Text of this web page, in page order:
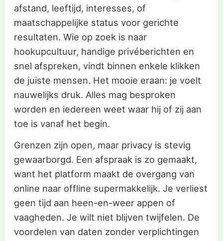
afstand, leeftijd, interesses, of
maatschappelijke status voor gerichte
resultaten. Wie op zoek is naar
hookupcultuur, handige privéberichten en
snel afspreken, vindt binnen enkele klikken
de juiste mensen. Het mooie eraan: je voelt
nauwelijks druk. Alles mag besproken
worden en iedereen weet waar hij of zij aan
toe is vanaf het begin.
Grenzen zijn open, maar privacy is stevig
gewaarborgd. Een afspraak is zo gemaakt,
want het platform maakt de overgang van
online naar offline supermakkelijk. Je verliest
geen tijd aan heen-en-weer appen of
vaagheden. Je wilt niet blijven twijfelen. De
voordelen van daten zonder verplichtingen